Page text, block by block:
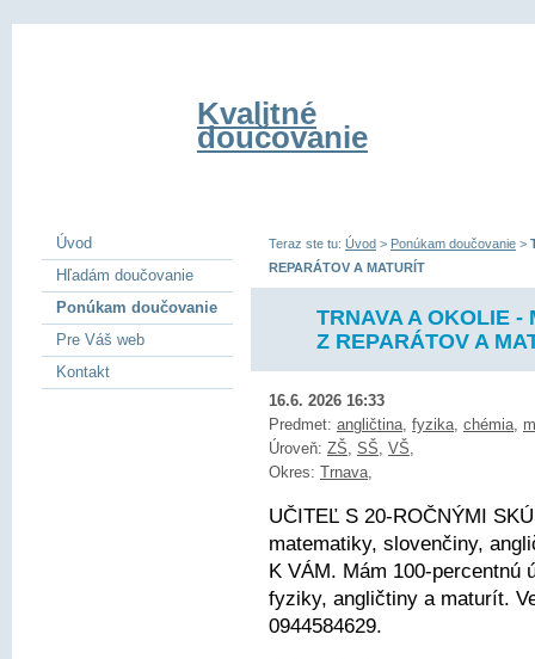
Kvalitné
doučovanie
Teraz ste tu: Úvod > Ponúkam doučovanie >
REPARÁTOV A MATURÍT
TRNAVA A OKOLIE -
Z REPARÁTOV A
16.6. 2026 16:33
Predmet: angličtina, fyzika, chémia,
Úroveň: ZŠ, SŠ, VŠ,
Okres: Trnava,
UČITEĽ S 20-ROČNÝMI
matematiky, slovenčiny,
K VÁM. Mám 100-percentnú
fyziky, angličtiny a maturít.
0944584629.
Úvod
Hľadám doučovanie
Ponúkam doučovanie
Pre Váš web
Kontakt